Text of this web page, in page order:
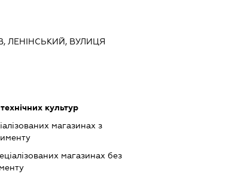
ЛЕНІНСЬКИЙ, ВУЛИЦЯ
культур
магазинах з
магазинах без